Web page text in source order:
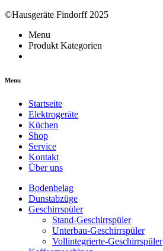
©Hausgeräte Findorff 2025
Menu
Produkt Kategorien
Menu
Startseite
Elektrogeräte
Küchen
Shop
Service
Kontakt
Über uns
Bodenbelag
Dunstabzüge
Geschirrspüler
Stand-Geschirrspüler
Unterbau-Geschirrspüler
Vollintegrierte-Geschirrspüler